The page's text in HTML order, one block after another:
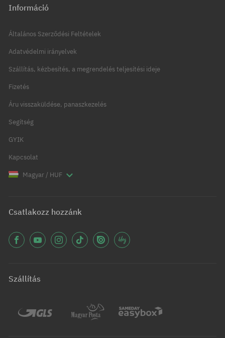
Információ
Általános Szerződési Feltételek
Adatvédelmi irányelvek
Szállítás, kézbesítés, a megrendelés teljesítési ideje
Fizetés
Áru visszaküldése, panaszkezelés
Segítség
GYIK
Kapcsolat
Magyar / HUF
Csatlakozz hozzánk
Szállítás